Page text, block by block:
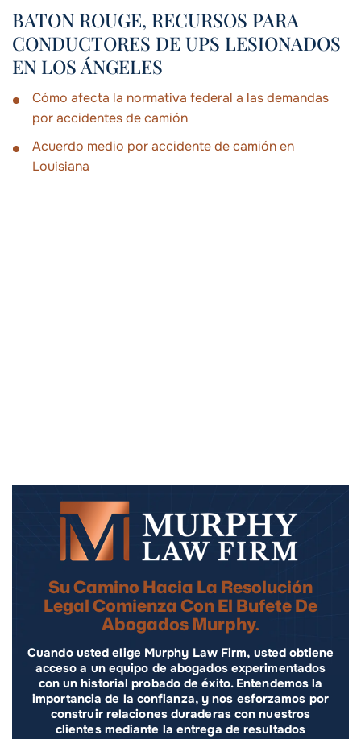
BATON ROUGE, RECURSOS PARA
CONDUCTORES DE UPS LESIONADOS
EN LOS ÁNGELES
Cómo afecta la normativa federal a las demandas
por accidentes de camión
Acuerdo medio por accidente de camión en
Louisiana
Su Camino Hacia La Resolución
Legal Comienza Con El Bufete De
Abogados Murphy.
Cuando usted elige Murphy Law Firm, usted obtiene
acceso a un equipo de abogados experimentados
con un historial probado de éxito. Entendemos la
importancia de la confianza, y nos esforzamos por
construir relaciones duraderas con nuestros
clientes mediante la entrega de resultados